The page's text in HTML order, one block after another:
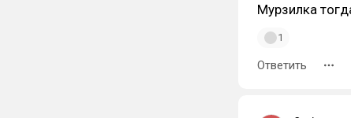
Мурзилка
1
Ответить